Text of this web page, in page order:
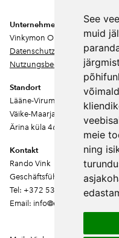
See
muid
meie
ning
Unternehmen
Vinkymon OÜ
Datenschutz
Nutzungsbedingungen
Standort
Lääne-Virumaa
Väike-Maarja vald
Ärina küla 46202
Kontakt
Rando Vink
Geschäftsführer
Tel: +372 53444844
Email: info@ebakudoonia.ee